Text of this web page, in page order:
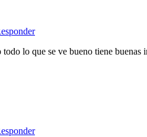
lo que se ve bueno tiene buenas